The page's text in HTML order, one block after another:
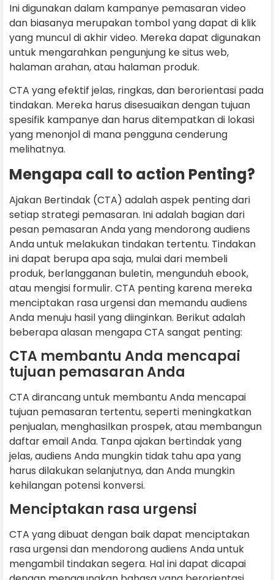
Ini digunakan dalam kampanye pemasaran video
dan biasanya merupakan tombol yang dapat di klik
yang muncul di akhir video. Mereka dapat digunakan
untuk mengarahkan pengunjung ke situs web,
halaman arahan, atau halaman produk.
CTA yang efektif jelas, ringkas, dan berorientasi pada
tindakan. Mereka harus disesuaikan dengan tujuan
spesifik kampanye dan harus ditempatkan di lokasi
yang menonjol di mana pengguna cenderung
melihatnya.
Mengapa call to action Penting?
Ajakan Bertindak (CTA) adalah aspek penting dari
setiap strategi pemasaran. Ini adalah bagian dari
pesan pemasaran Anda yang mendorong audiens
Anda untuk melakukan tindakan tertentu. Tindakan
ini dapat berupa apa saja, mulai dari membeli
produk, berlangganan buletin, mengunduh ebook,
atau mengisi formulir. CTA penting karena mereka
menciptakan rasa urgensi dan memandu audiens
Anda menuju hasil yang diinginkan. Berikut adalah
beberapa alasan mengapa CTA sangat penting:
CTA membantu Anda mencapai
tujuan pemasaran Anda
CTA dirancang untuk membantu Anda mencapai
tujuan pemasaran tertentu, seperti meningkatkan
penjualan, menghasilkan prospek, atau membangun
daftar email Anda. Tanpa ajakan bertindak yang
jelas, audiens Anda mungkin tidak tahu apa yang
harus dilakukan selanjutnya, dan Anda mungkin
kehilangan potensi konversi.
Menciptakan rasa urgensi
CTA yang dibuat dengan baik dapat menciptakan
rasa urgensi dan mendorong audiens Anda untuk
mengambil tindakan segera. Hal ini dapat dicapai